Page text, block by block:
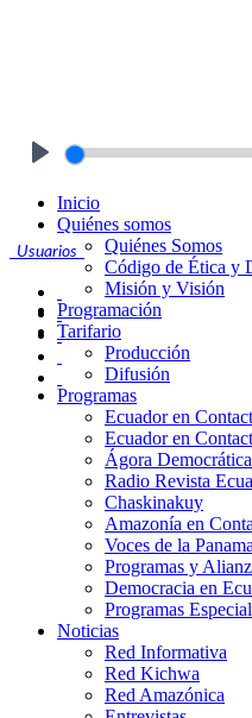
Usuarios
Inicio
Quiénes somos
Quiénes Somos
Código de Ética y
Misión y Visión
Programación
Tarifario
Producción
Difusión
Programas
Ecuador en
Ecuador en
Ágora Democrática
Radio Revista
Chaskinakuy
Amazonía en
Voces de la
Programas y
Democracia en
Programas
Noticias
Red Informativa
Red Kichwa
Red Amazónica